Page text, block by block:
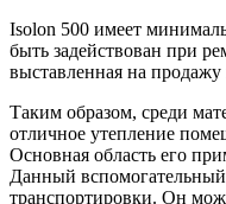
Isolon 500 имеет
быть задействован при
выставленная на продажу
Таким образом, среди
отличное утепление
Основная область его
Данный вспомогательный
транспортировки. Он